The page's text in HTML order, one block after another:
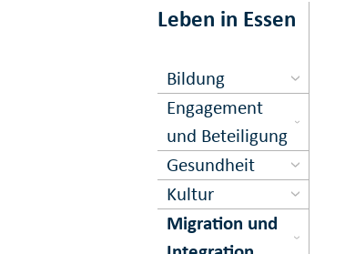
Leben in Essen
Bildung
Engagement
und Beteiligung
Gesundheit
Kultur
Migration und